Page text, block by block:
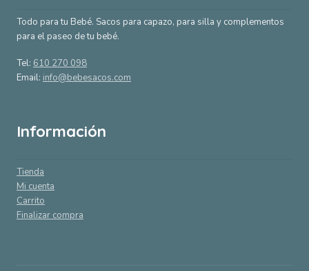
Todo para tu Bebé. Sacos para capazo, para silla y complementos
para el paseo de tu bebé.
Tel: 610 270 098
Email: info@bebesacos.com
Información
Tienda
Mi cuenta
Carrito
Finalizar compra